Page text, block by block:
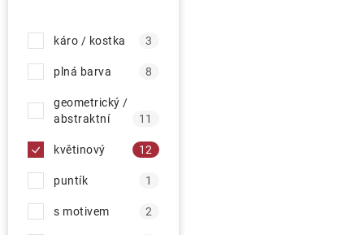
Klub výhod
Naše katalogy
Kontakty
káro / kostka 3
plná barva 8
geometrický /
abstraktní
11
květinový 12
puntík 1
s motivem 2